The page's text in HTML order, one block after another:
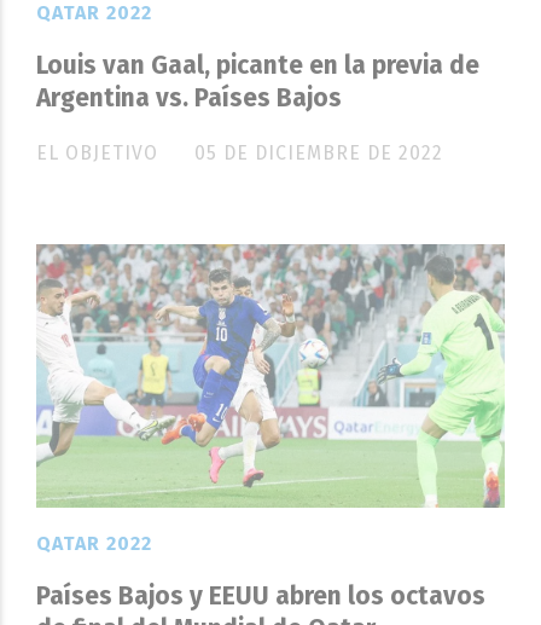
Louis van Gaal, picante en la previa de
Argentina vs. Países Bajos
EL OBJETIVO
QATAR 2022
05 DE DICIEMBRE DE 2022
Países Bajos y EEUU abren los octavos
QATAR 2022